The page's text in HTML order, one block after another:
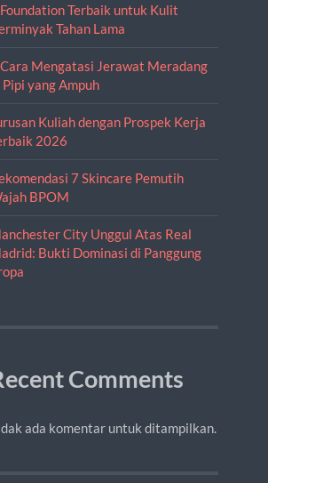
Terbaik untuk Kulit
Tahan Lama
Mengatasi Jerawat Meradang
Pipi yang Ampuh
Kuliah dengan Prospek Kerja
2026
7 Skincare Pemutih
BPOM
City Unggul Atas Real
Bukti Dominasi di Panggung
Comments
ada komentar untuk ditampilkan.